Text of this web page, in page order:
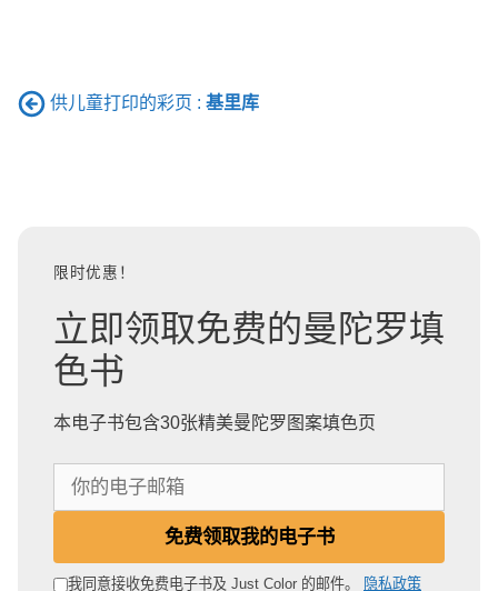
供儿童打印的彩页 : 基里库
限时优惠！
立即领取免费的曼陀罗填
色书
本电子书包含30张精美曼陀罗图案填色页
邮
免费领取我的电子书
我同意接收免费电子书及 Just Color 的邮件。 隐私政策